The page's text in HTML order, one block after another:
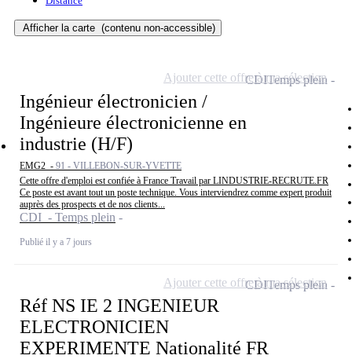
Afficher la carte (contenu non-accessible)
Ingénieur électronicien /
Ingénieure électronicienne en
industrie (H/F)
EMG2 - 91 - VILLEBON-SUR-YVETTE
Cette offre d'emploi est confiée à France Travail par LINDUSTRIE-RECRUTE.FR
Ce poste est avant tout un poste technique. Vous interviendrez comme expert produit
auprès des prospects et de nos clients...
CDI - Temps plein
Publié il y a 7 jours
CDITemps plein
Ajouter cette offre à ma sélection
Réf NS IE 2 INGENIEUR
ELECTRONICIEN
EXPERIMENTE Nationalité FR
CDITemps plein
Ajouter cette offre à ma sélection